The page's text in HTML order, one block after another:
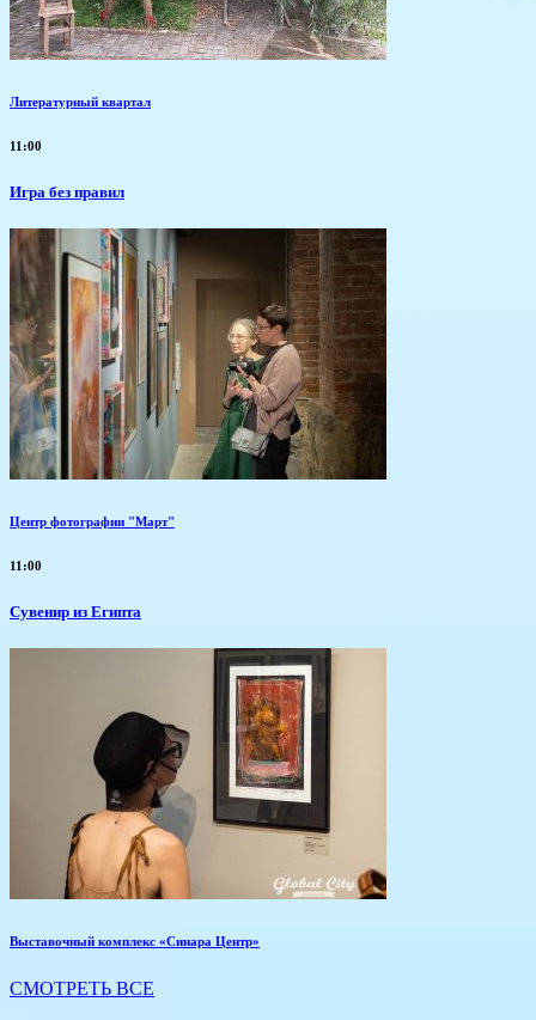
Литературный квартал
11:00
​Игра без правил
Центр фотографии "Март"
11:00
Сувенир из Египта
Выставочный комплекс «Синара Центр»
СМОТРЕТЬ ВСЕ